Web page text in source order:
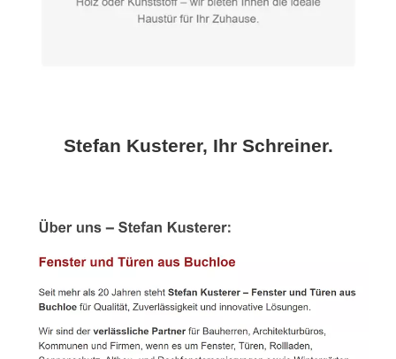
Stefan Kusterer, Ihr Schreiner.